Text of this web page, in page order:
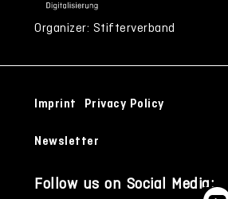
Organizer: Stifterverband
Imprint Privacy Policy
Newsletter
Follow us on Social Media: